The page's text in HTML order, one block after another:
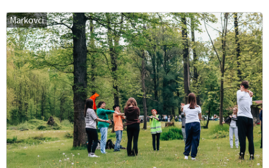
Markovci